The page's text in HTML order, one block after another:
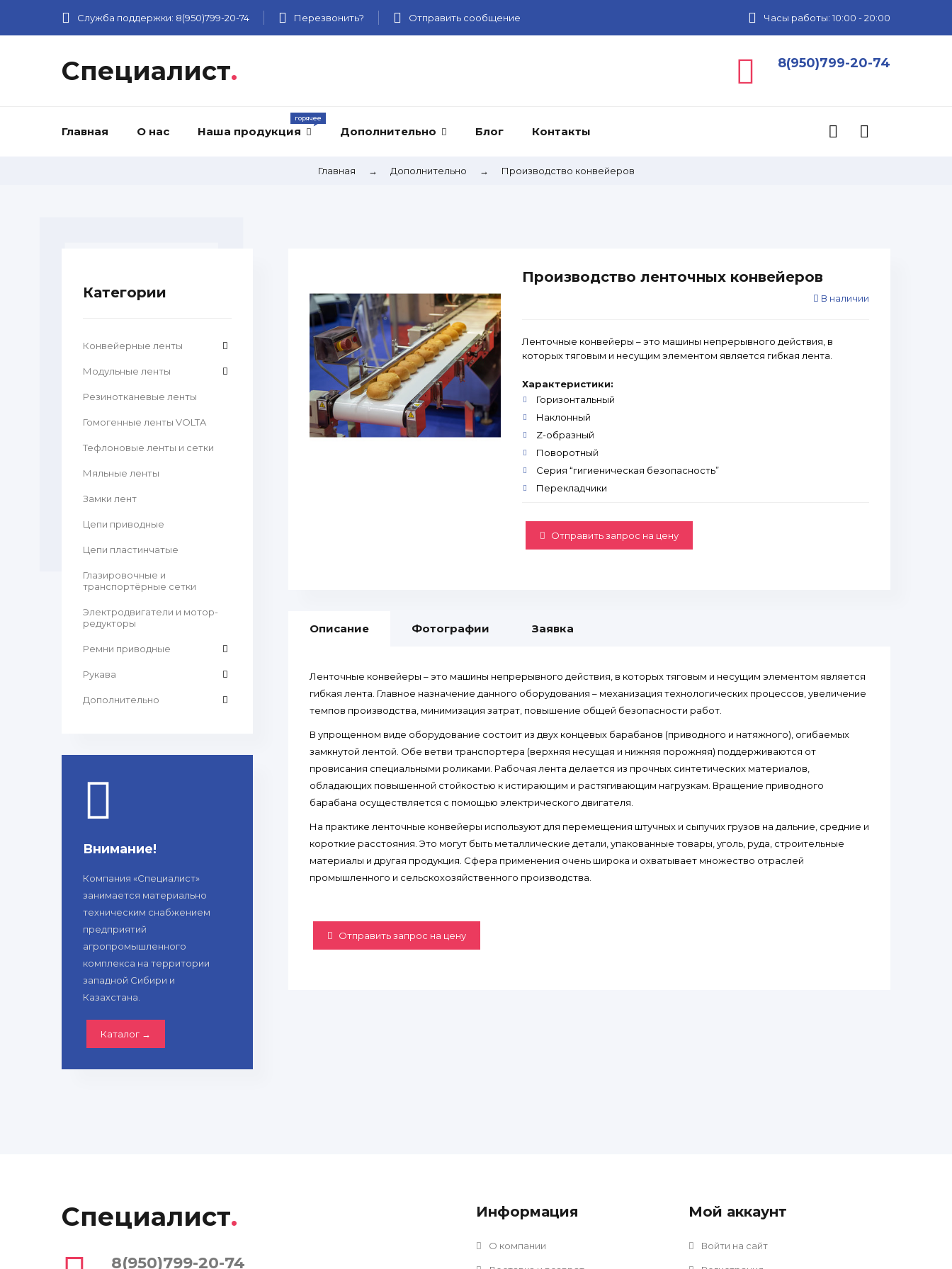
Служба поддержки: 8(950)799-20-74 Перезвонить? Отправить сообщение Часы работы: 10:00 - 20:00
Специалист. 8(950)799-20-74
Главная О нас Наша продукция Дополнительно Блог Контакты
Главная → Дополнительно → Производство конвейеров
Производство ленточных конвейеpов
В наличии
Ленточные конвейеры – это машины непрерывного действия, в
которых тяговым и несущим элементом является гибкая лента.
Характеристики:
Горизонтальный
Наклонный
Z-образный
Поворотный
Серия “гигиеническая безопасность”
Перекладчики
Отправить запрос на цену
Описание Фотографии Заявка
Ленточные конвейеры – это машины непрерывного действия, в которых тяговым и несущим элементом является
гибкая лента. Главное назначение данного оборудования – механизация технологических процессов, увеличение
темпов производства, минимизация затрат, повышение общей безопасности работ.
В упрощенном виде оборудование состоит из двух концевых барабанов (приводного и натяжного), огибаемых
замкнутой лентой. Обе ветви транспортера (верхняя несущая и нижняя порожняя) поддерживаются от
провисания специальными роликами. Рабочая лента делается из прочных синтетических материалов,
обладающих повышенной стойкостью к истирающим и растягивающим нагрузкам. Вращение приводного
барабана осуществляется с помощью электрического двигателя.
На практике ленточные конвейеры используют для перемещения штучных и сыпучих грузов на дальние, средние и
короткие расстояния. Это могут быть металлические детали, упакованные товары, уголь, руда, строительные
материалы и другая продукция. Сфера применения очень широка и охватывает множество отраслей
промышленного и сельскохозяйственного производства.
Отправить запрос на цену
Категории
Конвейерные ленты
Модульные ленты
Резинотканевые ленты
Гомогенные ленты VOLTA
Тефлоновые ленты и сетки
Мяльные ленты
Замки лент
Цепи приводные
Цепи пластинчатые
Глазировочные и
транспортёрные сетки
Электродвигатели и мотор-
редукторы
Ремни приводные
Рукава
Дополнительно
Внимание!
Компания «Специалист»
занимается материально
техническим снабжением
предприятий
агропромышленного
комплекса на территории
западной Сибири и
Казахстана.
Каталог →
Специалист.
8(950)799-20-74
Информация
О компании
Мой аккаунт
Войти на сайт